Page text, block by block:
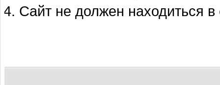
Сайт не должен находиться в